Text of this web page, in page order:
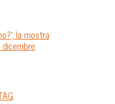
la mostra